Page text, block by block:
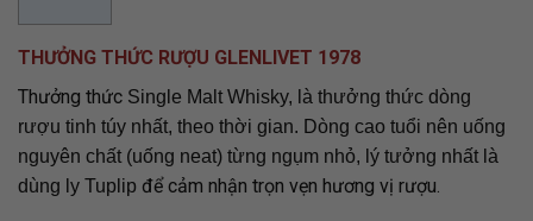
THƯỞNG THỨC RƯỢU GLENLIVET 1978
Thưởng thức Single Malt Whisky, là thưởng thức dòng
rượu tinh túy nhất, theo thời gian. Dòng cao tuổi nên uống
nguyên chất (uống neat) từng ngụm nhỏ, lý tưởng nhất là
dùng ly Tuplip để cảm nhận trọn vẹn hương vị rượu.